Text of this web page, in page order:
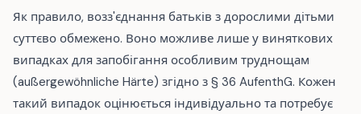
Як правило, возз'єднання батьків з дорослими дітьми
суттєво обмежено. Воно можливе лише у виняткових
випадках для запобігання особливим труднощам
(außergewöhnliche Härte) згідно з § 36 AufenthG. Кожен
такий випадок оцінюється індивідуально та потребує